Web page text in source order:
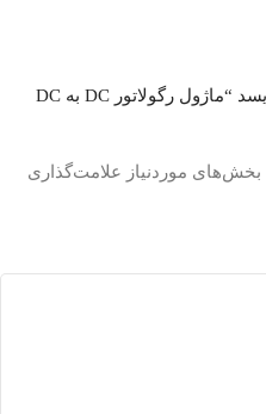
اولین کسی باشید که دیدگاهی می نویسد “ماژول رگولاتور DC به DC
بخش‌های موردنیاز علامت‌گذاری